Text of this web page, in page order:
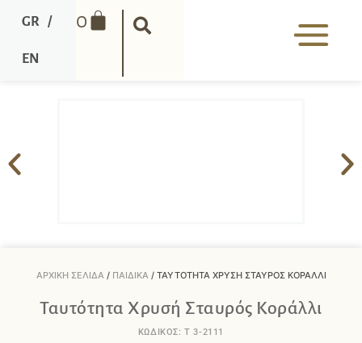
0
GR /
EN
ΑΡΧΙΚΉ ΣΕΛΊΔΑ / ΠΑΙΔΙΚΆ / ΤΑΥΤΌΤΗΤΑ ΧΡΥΣΉ ΣΤΑΥΡΌΣ ΚΟΡΆΛΛΙ
Ταυτότητα Χρυσή Σταυρός Κοράλλι
ΚΩΔΙΚΟΣ: T 3-2111